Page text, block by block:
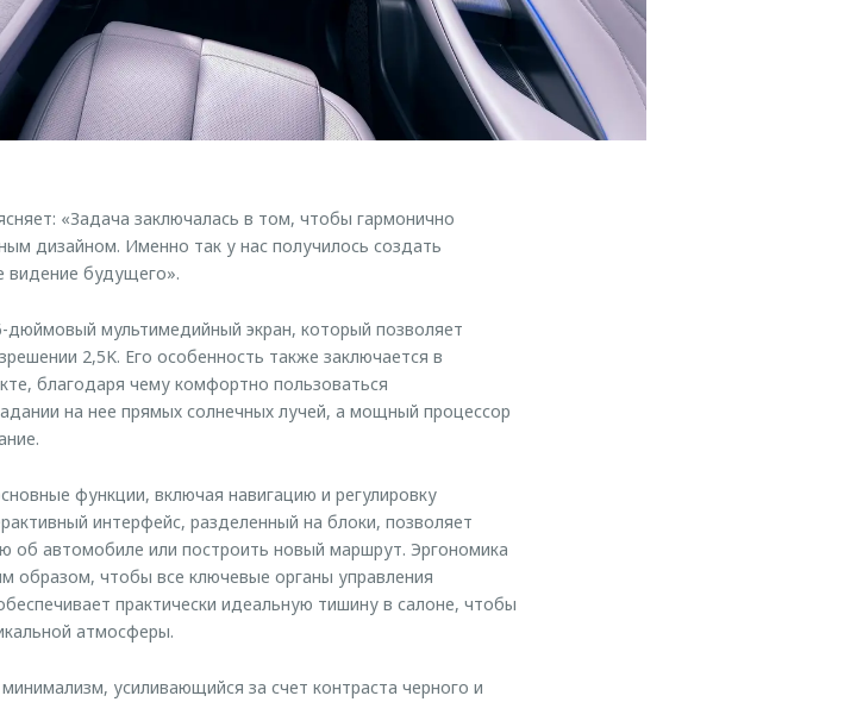
«Задача заключалась в том, чтобы гармонично
дизайном. Именно так у нас получилось создать
будущего».
мультимедийный экран, который позволяет
2,5K. Его особенность также заключается в
благодаря чему комфортно пользоваться
на нее прямых солнечных лучей, а мощный процессор
функции, включая навигацию и регулировку
интерфейс, разделенный на блоки, позволяет
автомобиле или построить новый маршрут. Эргономика
образом, чтобы все ключевые органы управления
практически идеальную тишину в салоне, чтобы
атмосферы.
усиливающийся за счет контраста черного и